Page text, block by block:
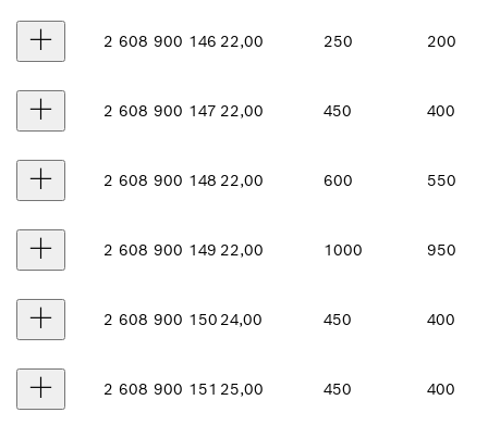
2 608 900 146 22,00 250 200
2 608 900 147 22,00 450 400
2 608 900 148 22,00 600 550
2 608 900 149 22,00 1000 950
2 608 900 150 24,00 450 400
2 608 900 151 25,00 450 400